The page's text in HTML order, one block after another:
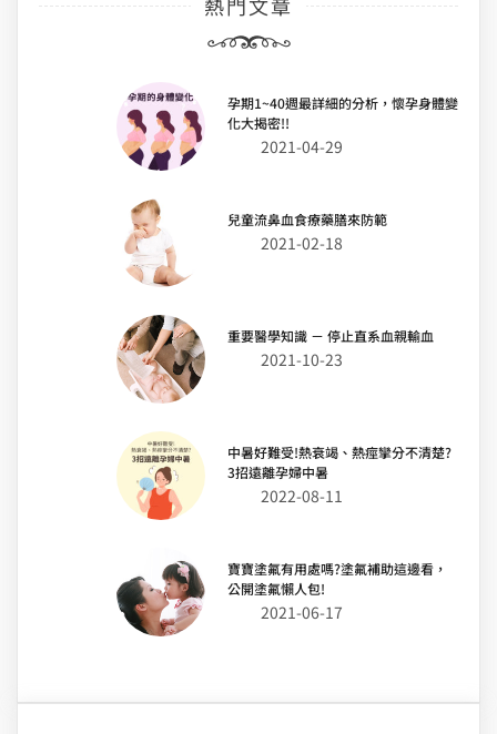
孕期1~40週最詳細的分析，懷孕身體變
化大揭密!!
2021-04-29
兒童流鼻血食療藥膳來防範
2021-02-18
重要醫學知識 － 停止直系血親輸血
2021-10-23
中暑好難受!熱衰竭、熱痙攣分不清楚?
3招遠離孕婦中暑
2022-08-11
寶寶塗氟有用處嗎?塗氟補助這邊看，
公開塗氟懶人包!
2021-06-17